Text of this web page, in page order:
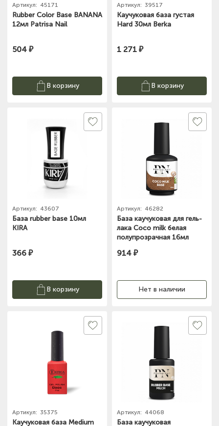
Артикул: 45171
Rubber Color Base BANANA
12мл Patrisa Nail
504 ₽
В корзину
Артикул: 39517
Каучуковая база густая
Hard 30мл Berka
1 271 ₽
В корзину
Артикул: 43607
База rubber base 10мл
KIRA
366 ₽
В корзину
Артикул: 46282
База каучуковая для гель-
лака Coco milk белая
полупрозрачная 16мл
914 ₽
Нет в наличии
Артикул: 35375
Каучуковая база Medium
Артикул: 44068
База каучуковая